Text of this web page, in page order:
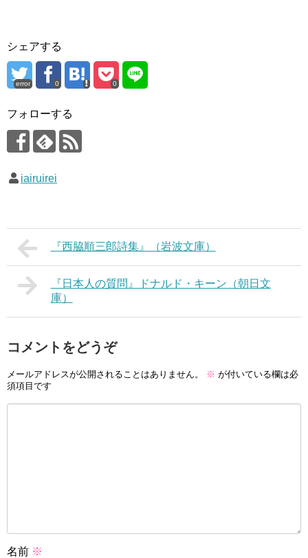
シェアする
error 0 0
フォローする
iairuirei
『西脇順三郎詩集』（岩波文庫）
『日本人の質問』ドナルド・キーン（朝日文
庫）
コメントをどうぞ
メールアドレスが公開されることはありません。 ※ が付いている欄は必
須項目です
名前 ※